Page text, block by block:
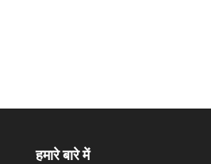
हमारे बारे में